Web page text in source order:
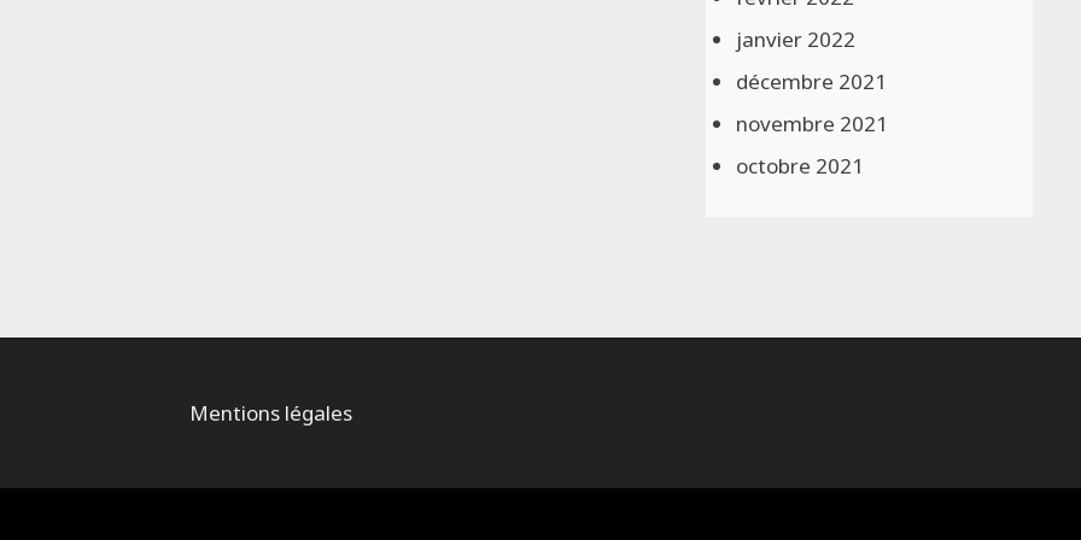
janvier 2022
décembre 2021
novembre 2021
octobre 2021
Mentions légales